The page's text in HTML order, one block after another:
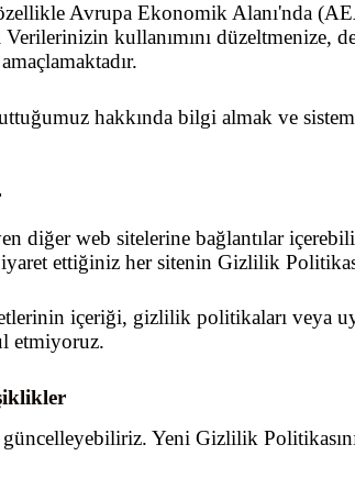
Avrupa Ekonomik Alanı'nda
kullanımını düzeltmenize,
hakkında bilgi almak ve
diğer web sitelerine bağlantılar
ettiğiniz her sitenin Gizlilik
içeriği, gizlilik politikaları veya
etmiyoruz.
Yeni Gizlilik